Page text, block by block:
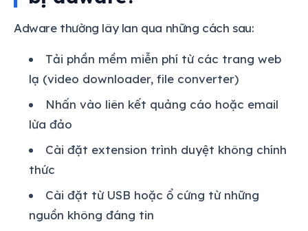
Adware thường lây lan qua những cách sau:
Tải phần mềm miễn phí từ các trang web
lạ (video downloader, file converter)
Nhấn vào liên kết quảng cáo hoặc email
lừa đảo
Cài đặt extension trình duyệt không chính
thức
Cài đặt từ USB hoặc ổ cứng từ những
nguồn không đáng tin